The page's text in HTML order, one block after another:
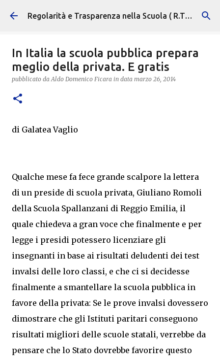
Passa ai contenuti principali Regolarità e Trasparenza nella Scuola ( R.T.S. )
In Italia la scuola pubblica prepara
meglio della privata. E gratis
pubblicato daAldo Domenico Ficara in data marzo 26, 2014
di Galatea Vaglio
Qualche mese fa fece grande scalpore la lettera
di un preside di scuola privata, Giuliano Romoli
della Scuola Spallanzani di Reggio Emilia, il
quale chiedeva a gran voce che finalmente e per
legge i presidi potessero licenziare gli
insegnanti in base ai risultati deludenti dei test
invalsi delle loro classi, e che ci si decidesse
finalmente a smantellare la scuola pubblica in
favore della privata: Se le prove invalsi dovessero
dimostrare che gli Istituti paritari conseguono
risultati migliori delle scuole statali, verrebbe da
pensare che lo Stato dovrebbe favorire questo